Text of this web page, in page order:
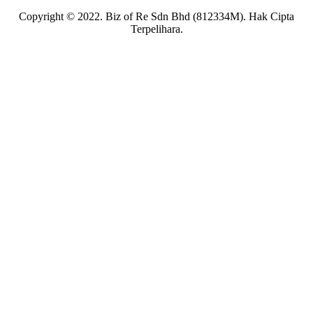
Copyright © 2022. Biz of Re Sdn Bhd (812334M). Hak Cipta
Terpelihara.